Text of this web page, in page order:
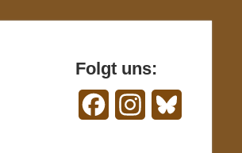
Folgt uns:
FacebookInstagram